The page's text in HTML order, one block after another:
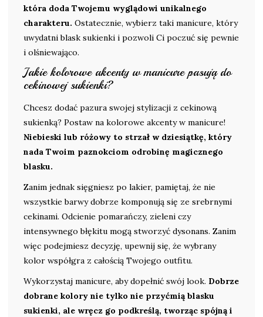
która doda Twojemu wyglądowi unikalnego
charakteru. Ostatecznie, wybierz taki manicure, który
uwydatni blask sukienki i pozwoli Ci poczuć się pewnie
i olśniewająco.
Jakie kolorowe akcenty w manicure pasują do
cekinowej sukienki?
Chcesz dodać pazura swojej stylizacji z cekinową
sukienką? Postaw na kolorowe akcenty w manicure!
Niebieski lub różowy to strzał w dziesiątkę, który
nada Twoim paznokciom odrobinę magicznego
blasku.
Zanim jednak sięgniesz po lakier, pamiętaj, że nie
wszystkie barwy dobrze komponują się ze srebrnymi
cekinami. Odcienie pomarańczy, zieleni czy
intensywnego błękitu mogą stworzyć dysonans. Zanim
więc podejmiesz decyzję, upewnij się, że wybrany
kolor współgra z całością Twojego outfitu.
Wykorzystaj manicure, aby dopełnić swój look. Dobrze
dobrane kolory nie tylko nie przyćmią blasku
sukienki, ale wręcz go podkreślą, tworząc spójną i